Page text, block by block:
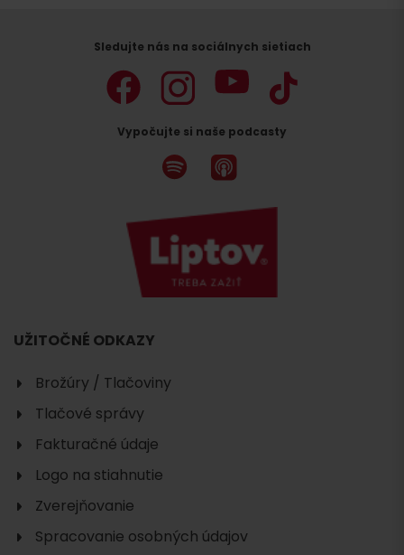
Sledujte nás na sociálnych sietiach
Vypočujte si naše podcasty
UŽITOČNÉ ODKAZY
Brožúry / Tlačoviny
Tlačové správy
Fakturačné údaje
Logo na stiahnutie
Zverejňovanie
Spracovanie osobných údajov